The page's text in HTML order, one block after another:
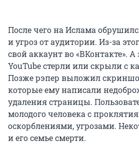
После чего на Ислама
и угроз от аудитории. Из-за
свой аккаунт во «ВКонтакте». А
YouTube стерли или скрыли с
Позже рэпер выложил
которые ему написали
удаления страницы.
молодого человека с
оскорблениями, угрозами.
и его семье смерти.